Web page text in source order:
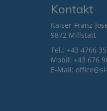
Kontakt
Kaiser-Franz-
9872 Millstatt
Tel.: +43 4766
Mobil: +43 676 9
E-Mail: